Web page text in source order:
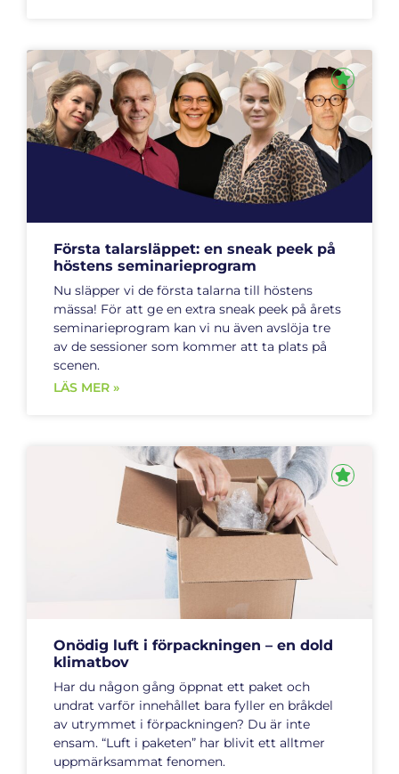
Första talarsläppet: en sneak peek på
höstens seminarieprogram
Nu släpper vi de första talarna till höstens
mässa! För att ge en extra sneak peek på årets
seminarieprogram kan vi nu även avslöja tre
av de sessioner som kommer att ta plats på
scenen.
LÄS MER »
Onödig luft i förpackningen – en dold
klimatbov
Har du någon gång öppnat ett paket och
undrat varför innehållet bara fyller en bråkdel
av utrymmet i förpackningen? Du är inte
ensam. “Luft i paketen” har blivit ett alltmer
uppmärksammat fenomen.